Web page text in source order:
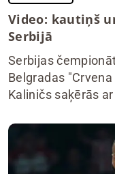
Video: kautiņš
Serbijā
Serbijas
Belgradas
Kaliničs saķērās